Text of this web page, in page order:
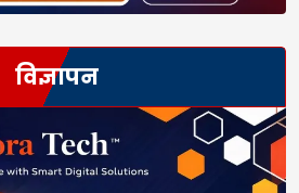
विज्ञापन